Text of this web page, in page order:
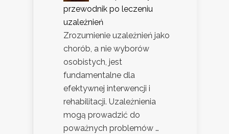
przewodnik po leczeniu
uzależnień
Zrozumienie uzależnień jako
chorób, a nie wyborów
osobistych, jest
fundamentalne dla
efektywnej interwencji i
rehabilitacji. Uzależnienia
mogą prowadzić do
poważnych problemów …